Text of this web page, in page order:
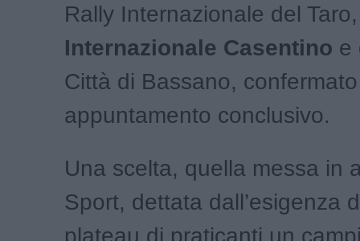
Rally Internazionale del
Internazionale Casentino e
Città di Bassano,
appuntamento conclusivo.
Una scelta, quella messa in
Sport, dettata dall’esigenza
plateau di praticanti un